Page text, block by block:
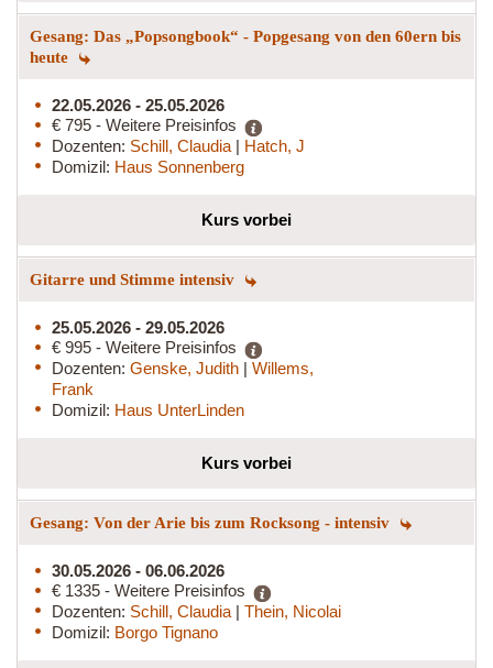
Gesang: Das „Popsongbook“ - Popgesang von den 60ern bis
heute
22.05.2026 - 25.05.2026
€ 795 - Weitere Preisinfos
Dozenten: Schill, Claudia | Hatch, J
Domizil: Haus Sonnenberg
Kurs vorbei
Gitarre und Stimme intensiv
25.05.2026 - 29.05.2026
€ 995 - Weitere Preisinfos
Dozenten: Genske, Judith | Willems,
Frank
Domizil: Haus UnterLinden
Kurs vorbei
Gesang: Von der Arie bis zum Rocksong - intensiv
30.05.2026 - 06.06.2026
€ 1335 - Weitere Preisinfos
Dozenten: Schill, Claudia | Thein, Nicolai
Domizil: Borgo Tignano